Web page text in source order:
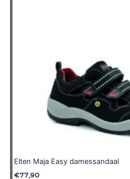
Elten Maja Easy damessandaal
€77,90